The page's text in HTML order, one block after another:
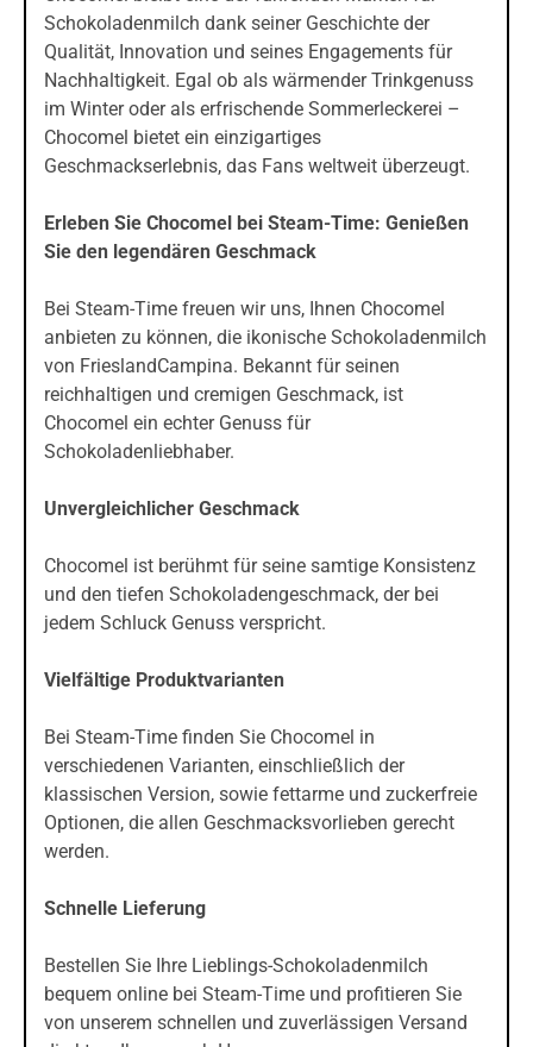
Schokoladenmilch dank seiner Geschichte der
Qualität, Innovation und seines Engagements für
Nachhaltigkeit. Egal ob als wärmender Trinkgenuss
im Winter oder als erfrischende Sommerleckerei –
Chocomel bietet ein einzigartiges
Geschmackserlebnis, das Fans weltweit überzeugt.
Erleben Sie Chocomel bei Steam-Time: Genießen
Sie den legendären Geschmack
Bei Steam-Time freuen wir uns, Ihnen Chocomel
anbieten zu können, die ikonische Schokoladenmilch
von FrieslandCampina. Bekannt für seinen
reichhaltigen und cremigen Geschmack, ist
Chocomel ein echter Genuss für
Schokoladenliebhaber.
Unvergleichlicher Geschmack
Chocomel ist berühmt für seine samtige Konsistenz
und den tiefen Schokoladengeschmack, der bei
jedem Schluck Genuss verspricht.
Vielfältige Produktvarianten
Bei Steam-Time finden Sie Chocomel in
verschiedenen Varianten, einschließlich der
klassischen Version, sowie fettarme und zuckerfreie
Optionen, die allen Geschmacksvorlieben gerecht
werden.
Schnelle Lieferung
Bestellen Sie Ihre Lieblings-Schokoladenmilch
bequem online bei Steam-Time und profitieren Sie
von unserem schnellen und zuverlässigen Versand